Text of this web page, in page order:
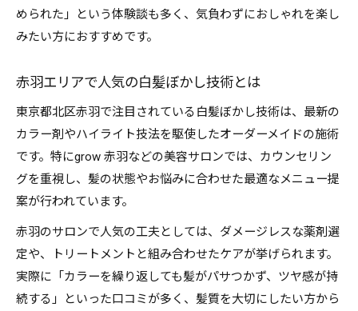
められた」という体験談も多く、気負わずにおしゃれを楽し
みたい方におすすめです。
赤羽エリアで人気の白髪ぼかし技術とは
東京都北区赤羽で注目されている白髪ぼかし技術は、最新の
カラー剤やハイライト技法を駆使したオーダーメイドの施術
です。特にgrow 赤羽などの美容サロンでは、カウンセリン
グを重視し、髪の状態やお悩みに合わせた最適なメニュー提
案が行われています。
赤羽のサロンで人気の工夫としては、ダメージレスな薬剤選
定や、トリートメントと組み合わせたケアが挙げられます。
実際に「カラーを繰り返しても髪がパサつかず、ツヤ感が持
続する」といった口コミが多く、髪質を大切にしたい方から